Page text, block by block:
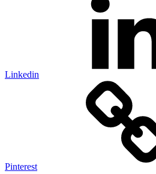
Linkedin
Pinterest